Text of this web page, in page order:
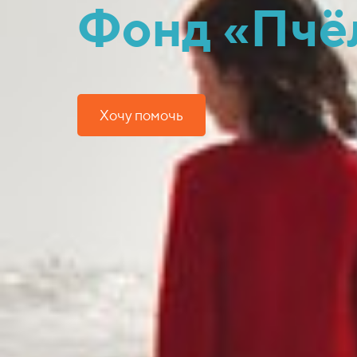
Фонд
Хочу помочь